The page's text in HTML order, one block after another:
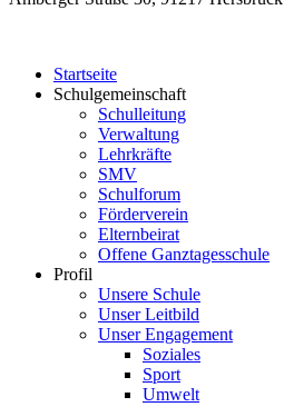
Startseite
Schulgemeinschaft
Schulleitung
Verwaltung
Lehrkräfte
SMV
Schulforum
Förderverein
Elternbeirat
Offene Ganztagesschule
Profil
Unsere Schule
Unser Leitbild
Unser Engagement
Soziales
Sport
Umwelt